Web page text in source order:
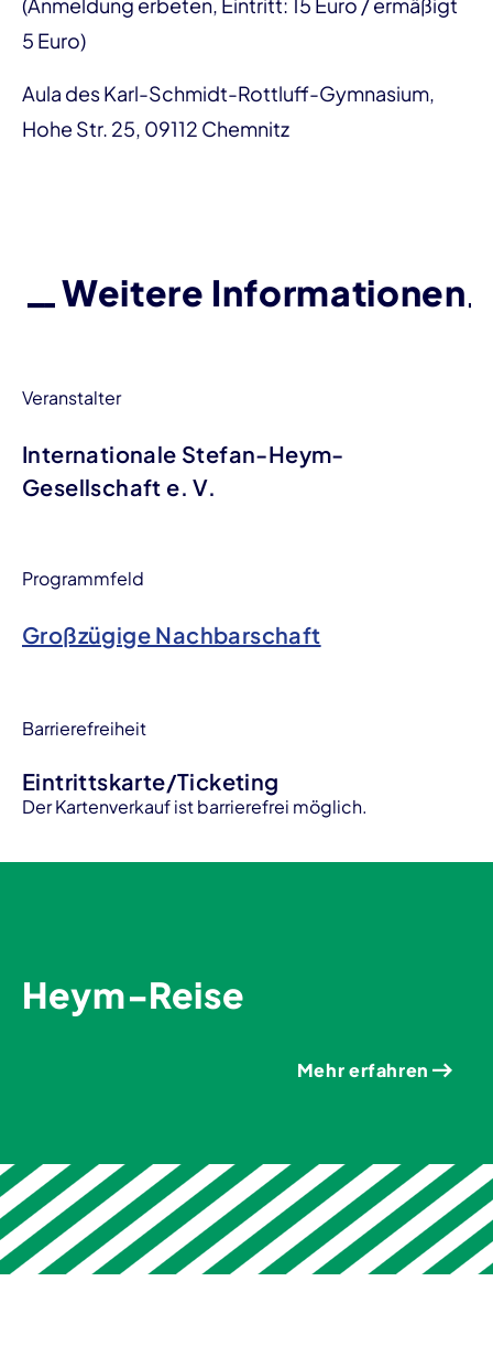
5 Euro)
Aula des Karl-Schmidt-Rottluff-Gymnasium,
Hohe Str. 25, 09112 Chemnitz
Weitere Informationen
Veranstalter
Internationale Stefan-Heym-
Gesellschaft e. V.
Programmfeld
Großzügige Nachbarschaft
Barrierefreiheit
Eintrittskarte/Ticketing
Der Kartenverkauf ist barrierefrei möglich.
Heym-Reise
Mehr erfahren